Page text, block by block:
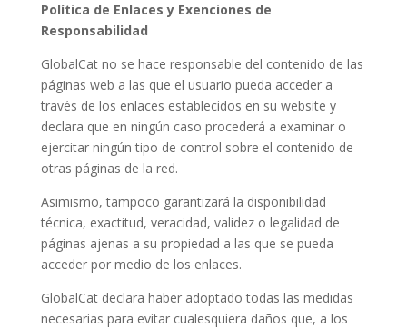
Política de Enlaces y Exenciones de
Responsabilidad
GlobalCat no se hace responsable del contenido de las
páginas web a las que el usuario pueda acceder a
través de los enlaces establecidos en su website y
declara que en ningún caso procederá a examinar o
ejercitar ningún tipo de control sobre el contenido de
otras páginas de la red.
Asimismo, tampoco garantizará la disponibilidad
técnica, exactitud, veracidad, validez o legalidad de
páginas ajenas a su propiedad a las que se pueda
acceder por medio de los enlaces.
GlobalCat declara haber adoptado todas las medidas
necesarias para evitar cualesquiera daños que, a los